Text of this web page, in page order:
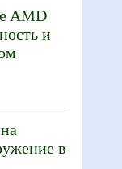
AMD
и
в